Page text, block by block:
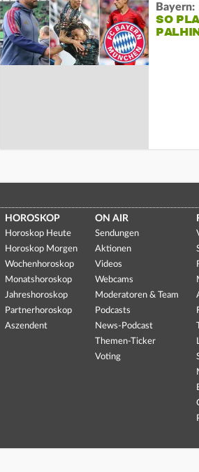
Bayern:
SO
HOROSKOP
Horoskop Heute
Horoskop Morgen
Wochenhoroskop
Monatshoroskop
Jahreshoroskop
Partnerhoroskop
Aszendent
ON AIR
Sendungen
Aktionen
Videos
Webcams
Moderatoren & Team
Podcasts
News-Podcast
Themen-Ticker
Voting